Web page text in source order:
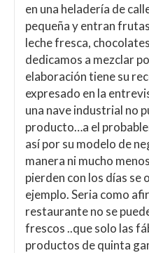
en una heladería de
pequeña y entran
leche fresca,
dedicamos a mezclar
elaboración tiene su
expresado en la
una nave industrial no
producto…a el
así por su modelo de
manera ni mucho
pierden con los días se
ejemplo. Seria como
restaurante no se
frescos ..que solo las
productos de quinta